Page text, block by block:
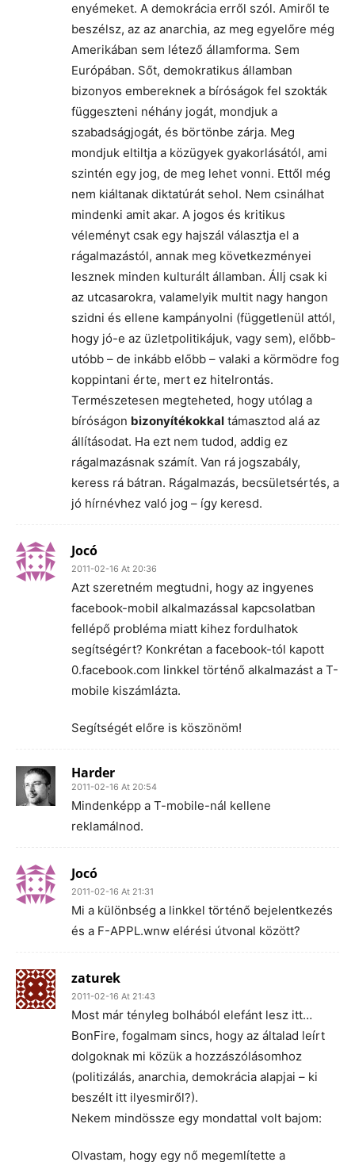
enyémeket. A demokrácia erről szól. Amiről te
beszélsz, az az anarchia, az meg egyelőre még
Amerikában sem létező államforma. Sem
Európában. Sőt, demokratikus államban
bizonyos embereknek a bíróságok fel szokták
függeszteni néhány jogát, mondjuk a
szabadságjogát, és börtönbe zárja. Meg
mondjuk eltiltja a közügyek gyakorlásától, ami
szintén egy jog, de meg lehet vonni. Ettől még
nem kiáltanak diktatúrát sehol. Nem csinálhat
mindenki amit akar. A jogos és kritikus
véleményt csak egy hajszál választja el a
rágalmazástól, annak meg következményei
lesznek minden kulturált államban. Állj csak ki
az utcasarokra, valamelyik multit nagy hangon
szidni és ellene kampányolni (függetlenül attól,
hogy jó-e az üzletpolitikájuk, vagy sem), előbb-
utóbb – de inkább előbb – valaki a körmödre fog
koppintani érte, mert ez hitelrontás.
Természetesen megteheted, hogy utólag a
bíróságon bizonyítékokkal támasztod alá az
állításodat. Ha ezt nem tudod, addig ez
rágalmazásnak számít. Van rá jogszabály,
keress rá bátran. Rágalmazás, becsületsértés, a
jó hírnévhez való jog – így keresd.
Jocó
2011-02-16 At 20:36
Azt szeretném megtudni, hogy az ingyenes
facebook-mobil alkalmazással kapcsolatban
fellépő probléma miatt kihez fordulhatok
segítségért? Konkrétan a facebook-tól kapott
0.facebook.com linkkel történő alkalmazást a T-
mobile kiszámlázta.
Segítségét előre is köszönöm!
Harder
2011-02-16 At 20:54
Mindenképp a T-mobile-nál kellene
reklamálnod.
Jocó
2011-02-16 At 21:31
Mi a különbség a linkkel történő bejelentkezés
és a F-APPL.wnw elérési útvonal között?
zaturek
2011-02-16 At 21:43
Most már tényleg bolhából elefánt lesz itt…
BonFire, fogalmam sincs, hogy az általad leírt
dolgoknak mi közük a hozzászólásomhoz
(politizálás, anarchia, demokrácia alapjai – ki
beszélt itt ilyesmiről?).
Nekem mindössze egy mondattal volt bajom:
Olvastam, hogy egy nő megemlítette a